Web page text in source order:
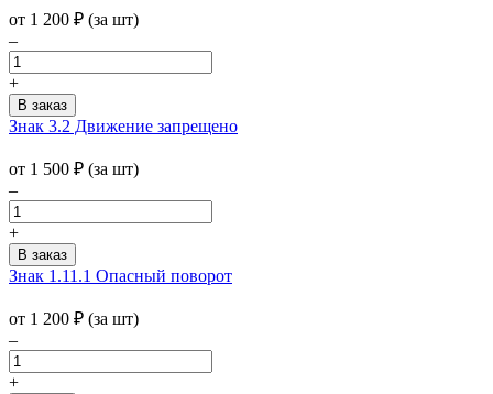
от 1 200 ₽ (за шт)
–
+
Знак 3.2 Движение запрещено
от 1 500 ₽ (за шт)
–
+
Знак 1.11.1 Опасный поворот
от 1 200 ₽ (за шт)
–
+